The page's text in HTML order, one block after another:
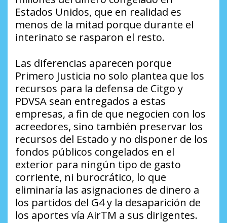
Estados Unidos, que en realidad es
menos de la mitad porque durante el
interinato se rasparon el resto.
Las diferencias aparecen porque
Primero Justicia no solo plantea que los
recursos para la defensa de Citgo y
PDVSA sean entregados a estas
empresas, a fin de que negocien con los
acreedores, sino también preservar los
recursos del Estado y no disponer de los
fondos públicos congelados en el
exterior para ningún tipo de gasto
corriente, ni burocrático, lo que
eliminaría las asignaciones de dinero a
los partidos del G4 y la desaparición de
los aportes vía AirTM a sus dirigentes.